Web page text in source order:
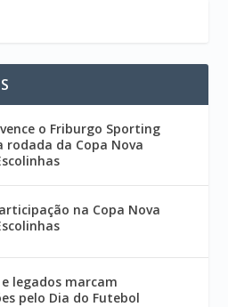
vence o Friburgo Sporting
rodada da Copa Nova
na Copa Nova
e legados marcam
pelo Dia do Futebol